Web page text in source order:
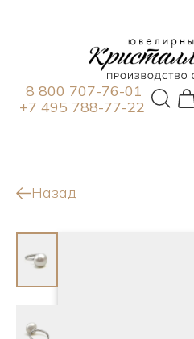
8 800 707-76-01
+7 495 788-77-22
Назад